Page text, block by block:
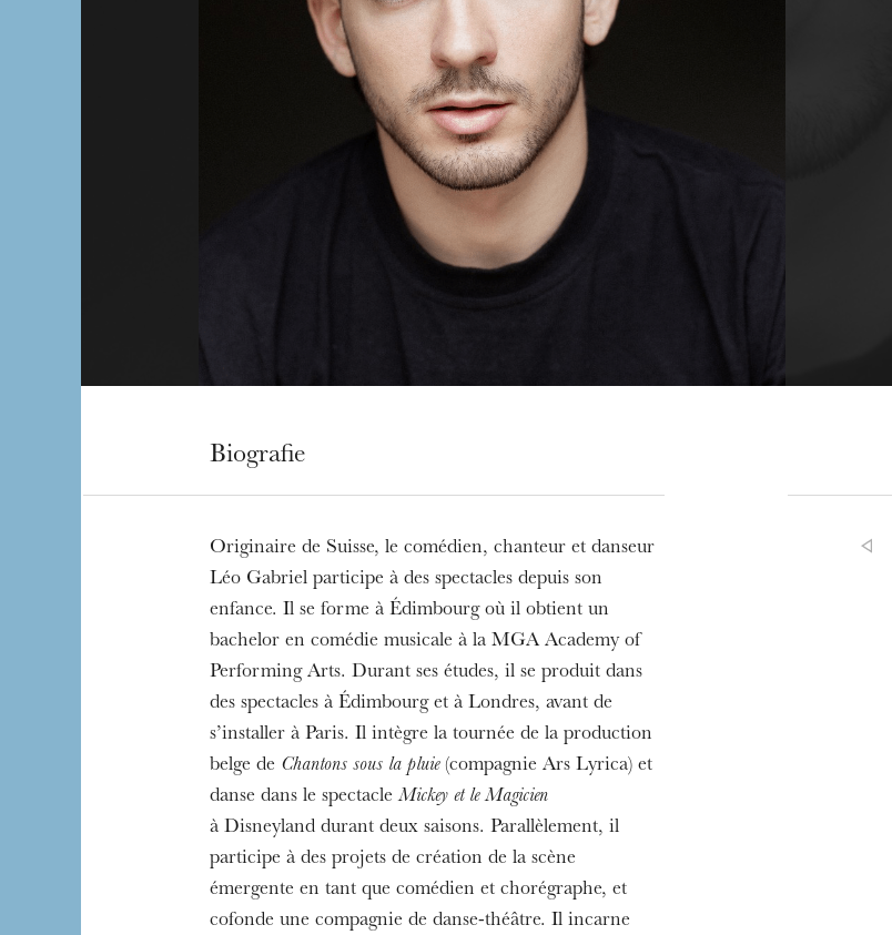
Führungen durch die Oper
Biografie
Originaire de Suisse, le comédien, chanteur et danseur
Léo Gabriel participe à des spectacles depuis son
enfance. Il se forme à Édimbourg où il obtient un
bachelor en comédie musicale à la MGA Academy of
Performing Arts. Durant ses études, il se produit dans
des spectacles à Édimbourg et à Londres, avant de
s’installer à Paris. Il intègre la tournée de la production
belge de Chantons sous la pluie(compagnie Ars Lyrica) et
danse dans le spectacleMickey et le Magicien
à Disneyland durant deux saisons. Parallèlement, il
participe à des projets de création de la scène
émergente en tant que comédien et chorégraphe, et
cofonde une compagnie de danse-théâtre. Il incarne